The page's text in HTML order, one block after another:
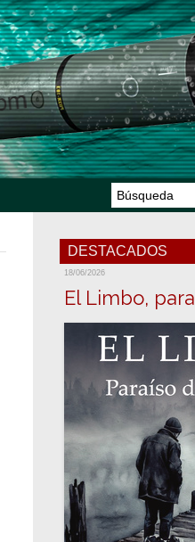
DESTACADOS
18/06/2026
El Limbo,